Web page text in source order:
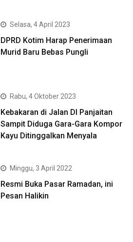
Selasa, 4 April 2023
DPRD Kotim Harap Penerimaan
Murid Baru Bebas Pungli
Rabu, 4 Oktober 2023
Kebakaran di Jalan DI Panjaitan
Sampit Diduga Gara-Gara Kompor
Kayu Ditinggalkan Menyala
Minggu, 3 April 2022
Resmi Buka Pasar Ramadan, ini
Pesan Halikin